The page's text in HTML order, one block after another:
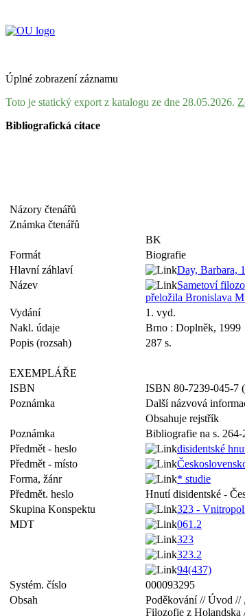
Úplné zobrazení záznamu
Toto je statický export z katalogu ze dne 28.05.2026.
Bibliografická citace
Názory čtenářů
Známka čtenářů
BK
Formát
Biografie
Hlavní záhlaví
Day, Barbara,
Název
Sametoví
přeložila Bronislava
Vydání
1. vyd.
Nakl. údaje
Brno : Doplněk, 1999
Popis (rozsah)
287 s.
EXEMPLÁŘE
ISBN
ISBN 80-7239-045-7
Poznámka
Další názvová
Obsahuje rejstřík
Poznámka
Bibliografie na s. 264-
Předmět - heslo
disidentské
Předmět - místo
Forma, žánr
* studie
Předmět. heslo
Hnutí disidentské -
Skupina Konspektu
323 -
MDT
061.2
323
323.2
94(437)
Systém. číslo
000093295
Obsah
Poděkování // Úvod //
Filozofie z Holandska